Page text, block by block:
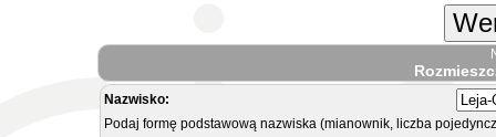
Nazwisko:
Podaj formę podstawową nazwiska (mianownik, liczba